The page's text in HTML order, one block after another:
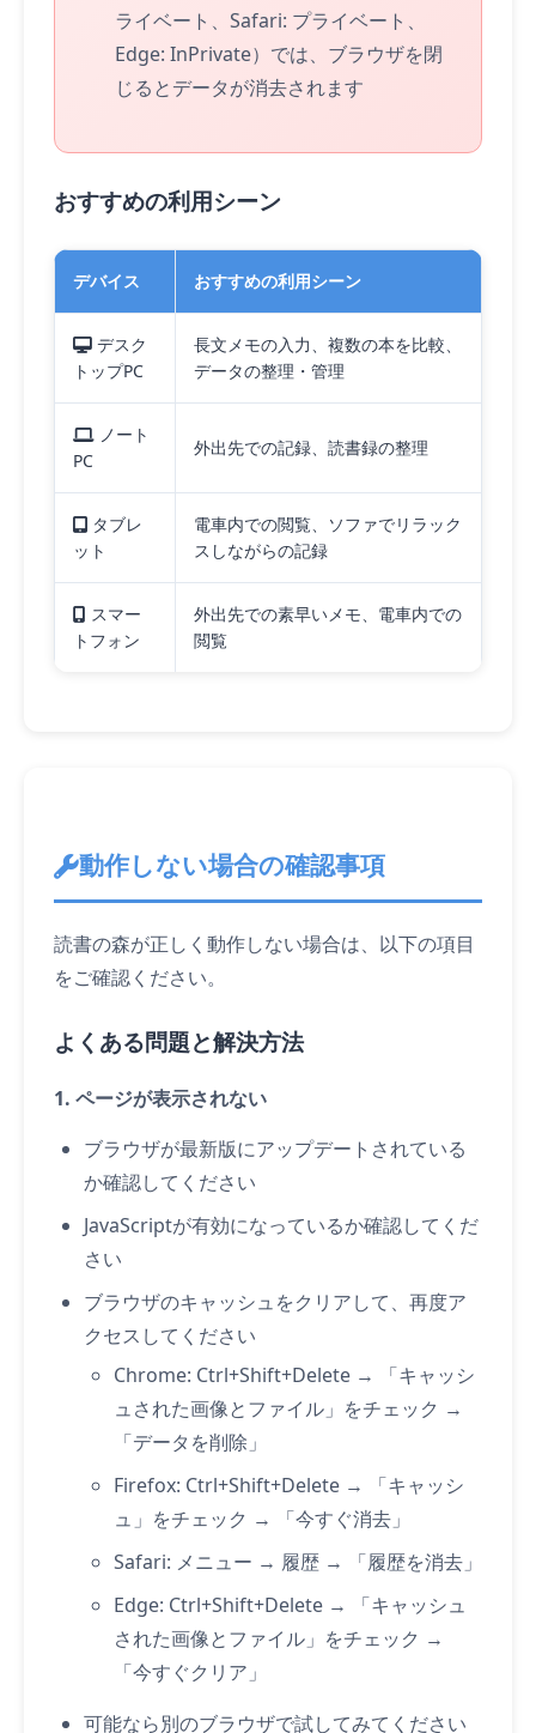
ライベート、Safari: プライベート、
Edge: InPrivate）では、ブラウザを閉
じるとデータが消去されます
おすすめの利用シーン
デバイス おすすめの利用シーン
デスク
トップPC
長文メモの入力、複数の本を比較、
データの整理・管理
ノート
PC
外出先での記録、読書録の整理
タブレ
ット
電車内での閲覧、ソファでリラック
スしながらの記録
スマー
トフォン
外出先での素早いメモ、電車内での
閲覧
動作しない場合の確認事項
読書の森が正しく動作しない場合は、以下の項目
をご確認ください。
よくある問題と解決方法
1. ページが表示されない
ブラウザが最新版にアップデートされている
か確認してください
JavaScriptが有効になっているか確認してくだ
さい
ブラウザのキャッシュをクリアして、再度ア
クセスしてください
Chrome: Ctrl+Shift+Delete → 「キャッシ
ュされた画像とファイル」をチェック →
「データを削除」
Firefox: Ctrl+Shift+Delete → 「キャッシ
ュ」をチェック → 「今すぐ消去」
Safari: メニュー → 履歴 → 「履歴を消去」
Edge: Ctrl+Shift+Delete → 「キャッシュ
された画像とファイル」をチェック →
「今すぐクリア」
可能なら別のブラウザで試してみてください